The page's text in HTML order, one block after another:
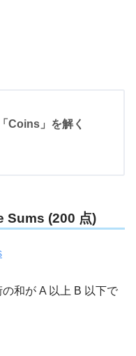
Coins」を解く
Sums (200 点)
和が A 以上 B 以下で